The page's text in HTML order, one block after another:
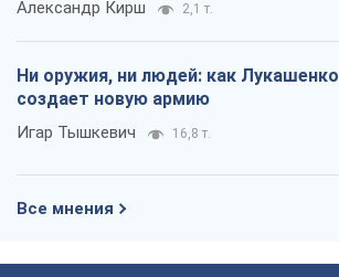
Александр Кирш 2,1 т.
Ни оружия, ни людей: как Лукашенко
создает новую армию
Игар Тышкевич 16,8 т.
Все мнения